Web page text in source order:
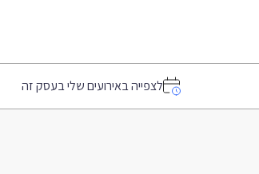
לצפייה באירועים שלי בעסק זה